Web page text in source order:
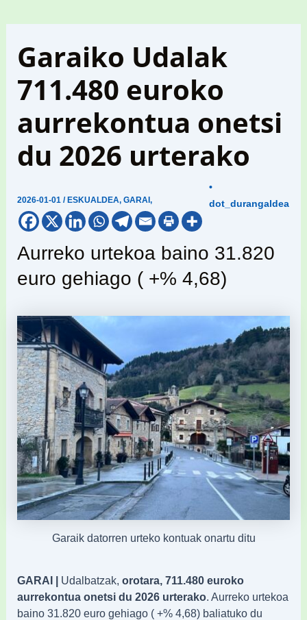
Garaiko Udalak
711.480 euroko
aurrekontua onetsi
du 2026 urterako
2026-01-01/ ESKUALDEA,GARAI,
•
dot_durangaldea
Aurreko urtekoa baino 31.820
euro gehiago ( +% 4,68)
Garaik datorren urteko kontuak onartu ditu
GARAI | Udalbatzak,orotara, 711.480 euroko
aurrekontua onetsi du 2026 urterako . Aurreko urtekoa
baino 31.820 euro gehiago ( +% 4,68) baliatuko du